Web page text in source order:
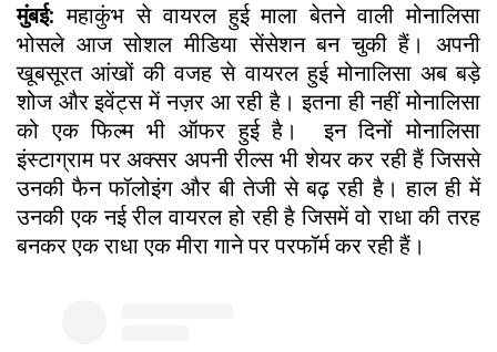
मुंबई:महाकुंभ से वायरल हुई माला बेतने वाली मोनालिसा
भोसले आज सोशल मीडिया सेंसेशन बन चुकी हैं। अपनी
खूबसूरत आंखों की वजह से वायरल हुई मोनालिसा अब बड़े
शोज और इवेंट्स में नज़र आ रही है। इतना ही नहीं मोनालिसा
को एक फिल्म भी ऑफर हुई है। इन दिनों मोनालिसा
इंस्टाग्राम पर अक्सर अपनी रील्स भी शेयर कर रही हैं जिससे
उनकी फैन फॉलोइंग और बी तेजी से बढ़ रही है। हाल ही में
उनकी एक नई रील वायरल हो रही है जिसमें वो राधा की तरह
बनकर एक राधा एक मीरा गाने पर परफॉर्म कर रही हैं।